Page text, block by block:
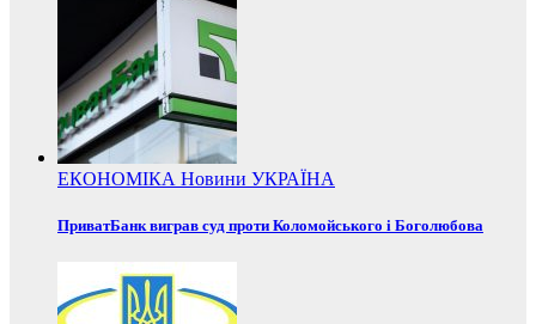
ЕКОНОМІКА Новини УКРАЇНА
ПриватБанк виграв суд проти Коломойського і Боголюбова